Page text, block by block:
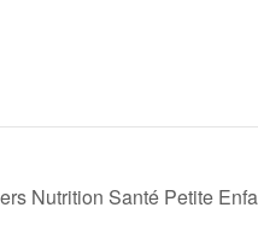
Nutrition Santé Petite